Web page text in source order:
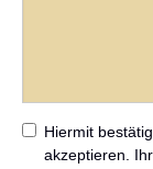
Hiermit
akzeptieren.